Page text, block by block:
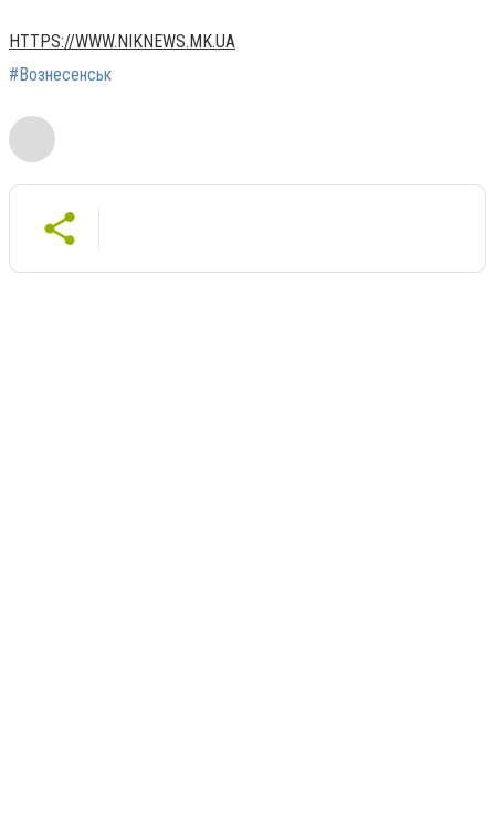
HTTPS://WWW.NIKNEWS.MK.UA
#Вознесенськ